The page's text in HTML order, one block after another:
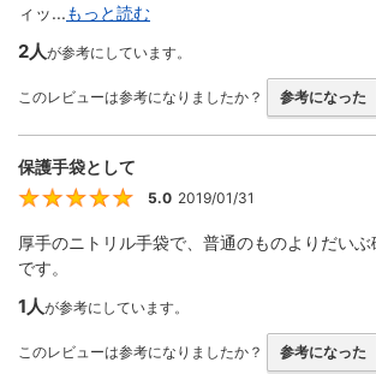
ィッ...もっと読む
2人が参考にしています。
このレビューは参考になりましたか？ 参考になった
保護手袋として
5.0 2019/01/31
厚手のニトリル手袋で、普通のものよりだい
です。
1人が参考にしています。
このレビューは参考になりましたか？ 参考になった